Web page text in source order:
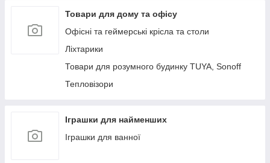
Товари для дому та офісу
Офісні та геймерські крісла та столи
Ліхтарики
Товари для розумного будинку TUYA, Sonoff
Тепловізори
Іграшки для найменших
Іграшки для ванної